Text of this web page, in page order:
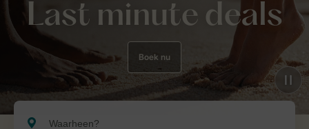
Last minute deals
Boek nu